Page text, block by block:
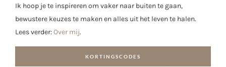
Ik hoop je te inspireren om vaker naar buiten te gaan,
bewustere keuzes te maken en alles uit het leven te halen.
Lees verder:Over mij.
KORTINGSCODES